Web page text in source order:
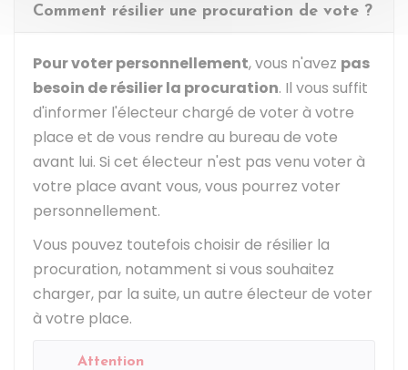
Comment résilier une procuration de vote ?
Pour voter personnellement, vous n'avez pas
besoin de résilier la procuration. Il vous suffit
d'informer l'électeur chargé de voter à votre
place et de vous rendre au bureau de vote
avant lui. Si cet électeur n'est pas venu voter à
votre place avant vous, vous pourrez voter
personnellement.
Vous pouvez toutefois choisir de résilier la
procuration, notamment si vous souhaitez
charger, par la suite, un autre électeur de voter
à votre place.
Attention